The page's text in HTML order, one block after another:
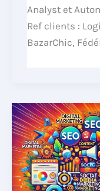
Analyst et
Ref clients :
BazarChic,